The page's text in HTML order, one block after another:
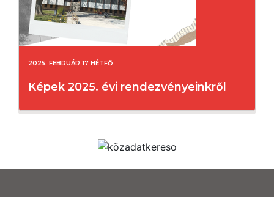
2025. FEBRUÁR 17 HÉTFŐ
Képek 2025. évi rendezvényeinkről